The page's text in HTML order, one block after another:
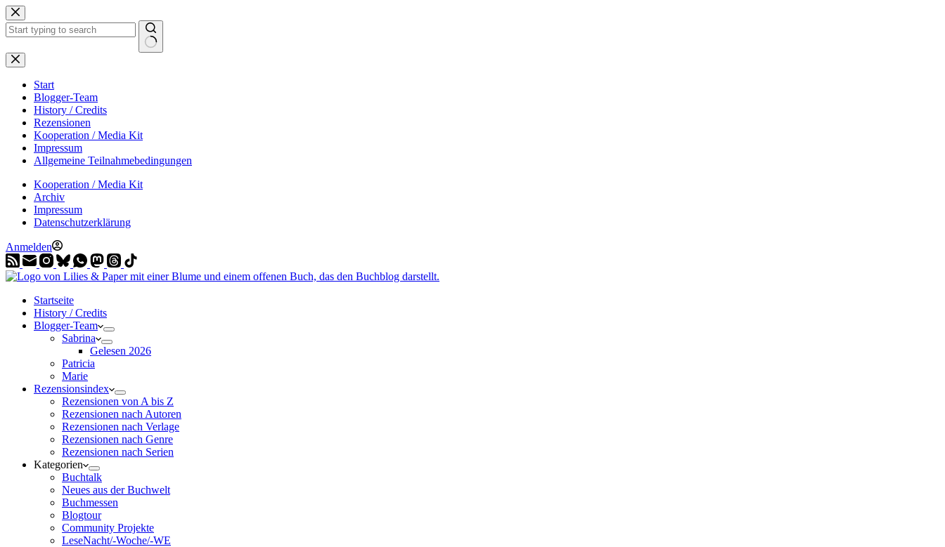
Zum
Inhalt
springen
Start
Blogger-Team
History / Credits
Rezensionen
Kooperation / Media Kit
Impressum
Allgemeine Teilnahmebedingungen
Kooperation / Media Kit
Archiv
Impressum
Datenschutzerklärung
Anmelden
Startseite
History / Credits
Blogger-Team
Sabrina
Gelesen 2026
Patricia
Marie
Rezensionsindex
Rezensionen von A bis Z
Rezensionen nach Autoren
Rezensionen nach Verlage
Rezensionen nach Genre
Rezensionen nach Serien
Kategorien
Buchtalk
Neues aus der Buchwelt
Buchmessen
Blogtour
Community Projekte
LeseNacht/-Woche/-WE